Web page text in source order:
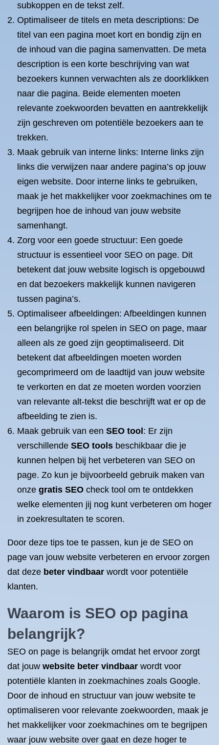
subkoppen en de tekst zelf.
Optimaliseer de titels en meta descriptions: De
titel van een pagina moet kort en bondig zijn en
de inhoud van die pagina samenvatten. De meta
description is een korte beschrijving van wat
bezoekers kunnen verwachten als ze doorklikken
naar die pagina. Beide elementen moeten
relevante zoekwoorden bevatten en aantrekkelijk
zijn geschreven om potentiële bezoekers aan te
trekken.
Maak gebruik van interne links: Interne links zijn
links die verwijzen naar andere pagina’s op jouw
eigen website. Door interne links te gebruiken,
maak je het makkelijker voor zoekmachines om te
begrijpen hoe de inhoud van jouw website
samenhangt.
Zorg voor een goede structuur: Een goede
structuur is essentieel voor SEO on page. Dit
betekent dat jouw website logisch is opgebouwd
en dat bezoekers makkelijk kunnen navigeren
tussen pagina’s.
Optimaliseer afbeeldingen: Afbeeldingen kunnen
een belangrijke rol spelen in SEO on page, maar
alleen als ze goed zijn geoptimaliseerd. Dit
betekent dat afbeeldingen moeten worden
gecomprimeerd om de laadtijd van jouw website
te verkorten en dat ze moeten worden voorzien
van relevante alt-tekst die beschrijft wat er op de
afbeelding te zien is.
Maak gebruik van een SEO tool : Er zijn
verschillende SEO tools beschikbaar die je
kunnen helpen bij het verbeteren van SEO on
page. Zo kun je bijvoorbeeld gebruik maken van
onze gratis SEO check tool om te ontdekken
welke elementen jij nog kunt verbeteren om hoger
in zoekresultaten te scoren.
Door deze tips toe te passen, kun je de SEO on
page van jouw website verbeteren en ervoor zorgen
dat deze beter vindbaar wordt voor potentiële
klanten.
Waarom is SEO op pagina
belangrijk?
SEO on page is belangrijk omdat het ervoor zorgt
dat jouw website beter vindbaar wordt voor
potentiële klanten in zoekmachines zoals Google.
Door de inhoud en structuur van jouw website te
optimaliseren voor relevante zoekwoorden, maak je
het makkelijker voor zoekmachines om te begrijpen
waar jouw website over gaat en deze hoger te